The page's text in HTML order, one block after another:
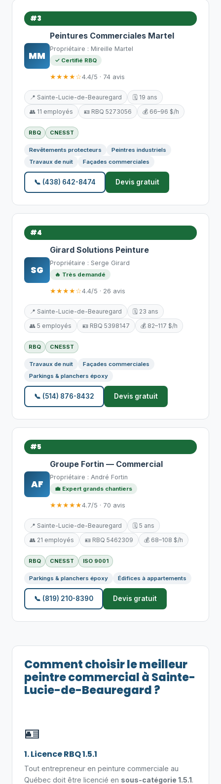
#3
MM
Peintures Commerciales Martel
Propriétaire : Mireille Martel
✓ Certifié RBQ
★★★★☆4.4/5 · 74 avis
📍 Sainte-Lucie-de-Beauregard
🗓️ 19 ans
👥 11 employés
🪪 RBQ 5273056 💰 66–96 $/h
RBQ CNESST
Revêtements protecteurs
Peintres industriels
Travaux de nuit
Façades commerciales
📞 (438) 642-8474 Devis gratuit
#4
SG
Girard Solutions Peinture
Propriétaire : Serge Girard
🔥 Très demandé
★★★★☆4.4/5 · 26 avis
📍 Sainte-Lucie-de-Beauregard
🗓️ 23 ans
👥 5 employés
🪪 RBQ 5398147 💰 82–117 $/h
RBQ CNESST
Travaux de nuit
Façades commerciales
Parkings & planchers époxy
📞 (514) 876-8432 Devis gratuit
#5
AF
Groupe Fortin — Commercial
Propriétaire : André Fortin
💼 Expert grands chantiers
★★★★★4.7/5 · 70 avis
📍 Sainte-Lucie-de-Beauregard
🗓️ 5 ans
👥 21 employés
🪪 RBQ 5462309 💰 68–108 $/h
RBQ CNESST ISO 9001
Parkings & planchers époxy Édifices à appartements
📞 (819) 210-8390 Devis gratuit
Comment choisir le meilleur
peintre commercial à Sainte-
Lucie-de-Beauregard ?
🪪
1. Licence RBQ 1.5.1
Tout entrepreneur en peinture commerciale au
Québec doit être licencié en sous-catégorie 1.5.1.